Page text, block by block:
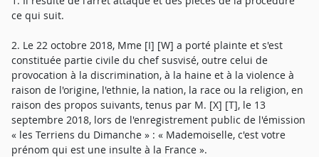
ce qui suit.
2. Le 22 octobre 2018, Mme [I] [W] a porté plainte et s'est
constituée partie civile du chef susvisé, outre celui de
provocation à la discrimination, à la haine et à la violence à
raison de l'origine, l'ethnie, la nation, la race ou la religion, en
raison des propos suivants, tenus par M. [X] [T], le 13
septembre 2018, lors de l'enregistrement public de l'émission
« les Terriens du Dimanche » : « Mademoiselle, c'est votre
prénom qui est une insulte à la France ».